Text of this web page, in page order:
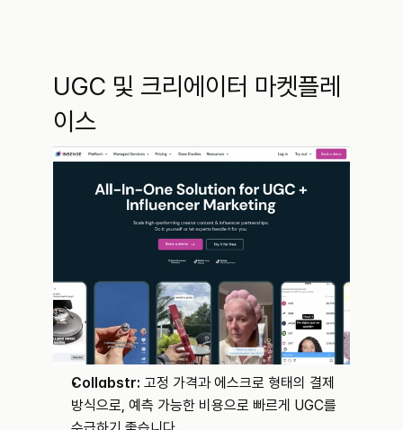
UGC 및 크리에이터 마켓플레
이스
Collabstr: 고정 가격과 에스크로 형태의 결제
방식으로, 예측 가능한 비용으로 빠르게 UGC를